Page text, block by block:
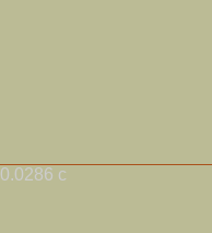
0.0286 с